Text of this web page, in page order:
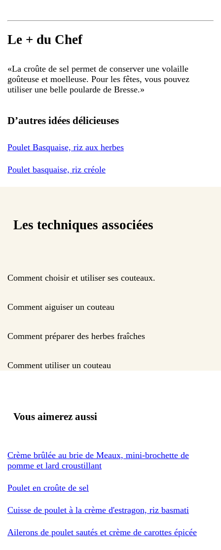
Le + du Chef
«La croûte de sel permet de conserver une volaille
goûteuse et moelleuse. Pour les fêtes, vous pouvez
utiliser une belle poularde de Bresse.»
D’autres idées délicieuses
Poulet Basquaise, riz aux herbes
Poulet basquaise, riz créole
Les techniques associées
Comment choisir et utiliser ses couteaux.
Comment aiguiser un couteau
Comment préparer des herbes fraîches
Comment utiliser un couteau
Vous aimerez aussi
Crème brûlée au brie de Meaux, mini-brochette de
pomme et lard croustillant
Poulet en croûte de sel
Cuisse de poulet à la crème d'estragon, riz basmati
Ailerons de poulet sautés et crème de carottes épicée